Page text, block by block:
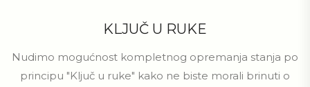
KLJUČ U RUKE
Nudimo mogućnost kompletnog opremanja stanja po
principu "Ključ u ruke" kako ne biste morali brinuti o